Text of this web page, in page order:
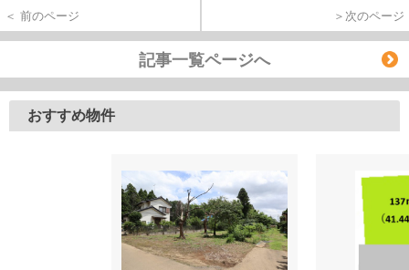
＜ 前のページ ＞次のページ
記事一覧ページへ
おすすめ物件